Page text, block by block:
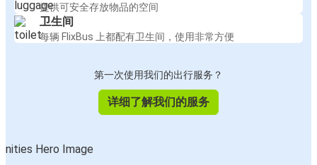
提供可安全存放物品的空间
卫生间
每辆 FlixBus 上都配有卫生间，使用非常方便
第一次使用我们的出行服务？
详细了解我们的服务